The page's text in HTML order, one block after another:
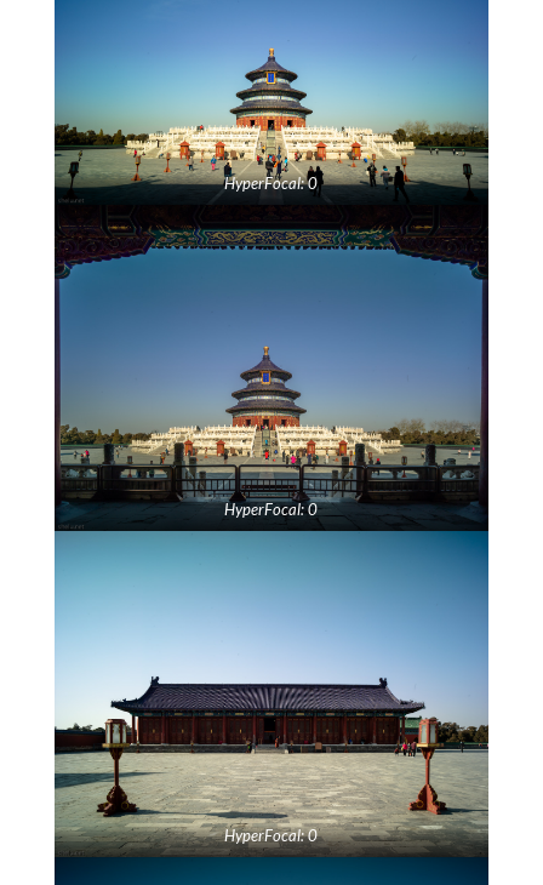
HyperFocal: 0
HyperFocal: 0
HyperFocal: 0